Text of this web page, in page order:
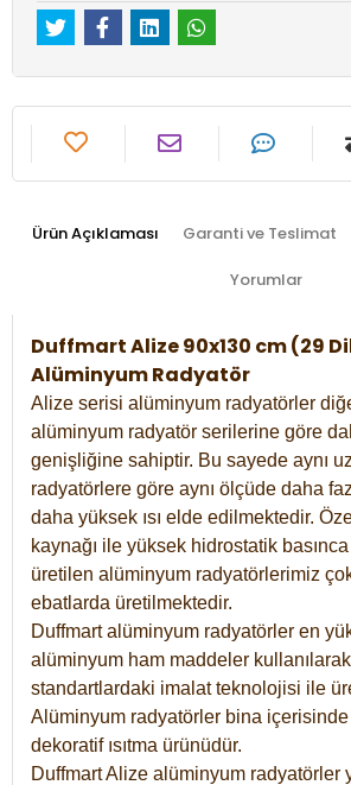
Ürün Açıklaması Garanti ve Teslimat
Yorumlar
Duffmart Alize 90x130 cm (29
Alüminyum Radyatör
Alize serisi alüminyum radyatörler
alüminyum radyatör serilerine göre
genişliğine sahiptir. Bu sayede aynı
radyatörlere göre aynı ölçüde daha
daha yüksek ısı elde edilmektedir.
kaynağı ile yüksek hidrostatik
üretilen alüminyum radyatörlerimiz
ebatlarda üretilmektedir.
Duffmart alüminyum radyatörler en
alüminyum ham maddeler
standartlardaki imalat teknolojisi ile
Alüminyum radyatörler bina içerisinde
dekoratif ısıtma ürünüdür.
Duffmart Alize alüminyum radyatörler